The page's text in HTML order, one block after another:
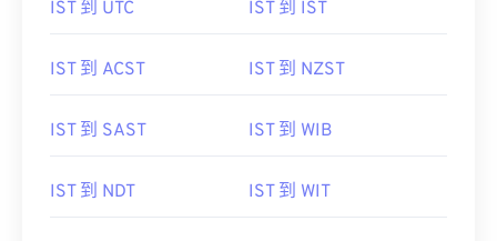
IST 到 UTC IST 到 IST
IST 到 ACST IST 到 NZST
IST 到 SAST IST 到 WIB
IST 到 NDT IST 到 WIT